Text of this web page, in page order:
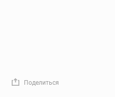
Поделиться